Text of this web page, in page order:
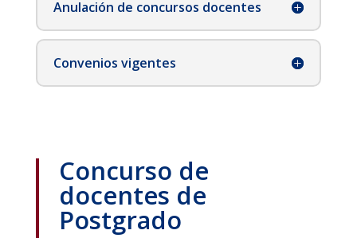
Anulación de concursos docentes
Convenios vigentes
Concurso de
docentes de
Postgrado